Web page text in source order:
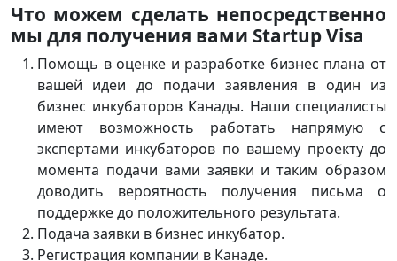
Что можем сделать непосредственно
мы для получения вами Startup Visa
Помощь в оценке и разработке бизнес плана от
вашей идеи до подачи заявления в один из
бизнес инкубаторов Канады. Наши специалисты
имеют возможность работать напрямую с
экспертами инкубаторов по вашему проекту до
момента подачи вами заявки и таким образом
доводить вероятность получения письма о
поддержке до положительного результата.
Подача заявки в бизнес инкубатор.
Регистрация компании в Канаде.